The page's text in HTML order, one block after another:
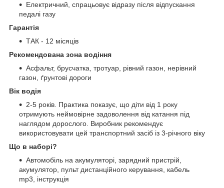
Електричний, спрацьовує відразу після відпускання
педалі газу
Гарантія
ТАК - 12 місяців
Рекомендована зона водіння
Асфальт, брусчатка, тротуар, рівний газон, нерівний
газон, ґрунтові дороги
Вік водія
2-5 років. Практика показує, що діти від 1 року
отримують неймовірне задоволення від катання під
наглядом дорослого. Виробник рекомендує
використовувати цей транспортний засіб із 3-річного віку
Що в наборі?
Автомобіль на акумуляторі, зарядний пристрій,
акумулятор, пульт дистанційного керування, кабель
mp3, інструкція